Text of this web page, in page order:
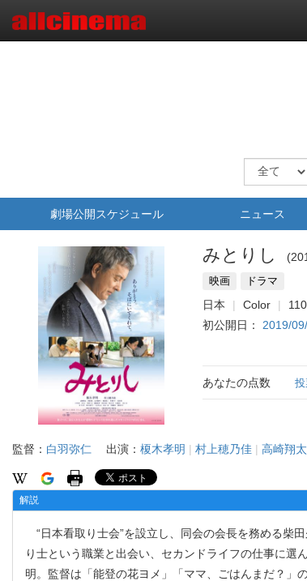
劇場公開スケジュール ニュース
みとりし
映画 ドラマ
日本 Color
初公開日： 2019/
あなたの点数 投
監督： 白羽弥仁 出演： 榎木孝明 | 村上穂乃佳 | 高崎翔太
解説
“日本看取り士会”を設立し、同会の会長を務める柴
り士という職業と出会い、セカンドライフの仕事に
明。監督は「能登の花ヨメ」「ママ、ごはんまだ？」の